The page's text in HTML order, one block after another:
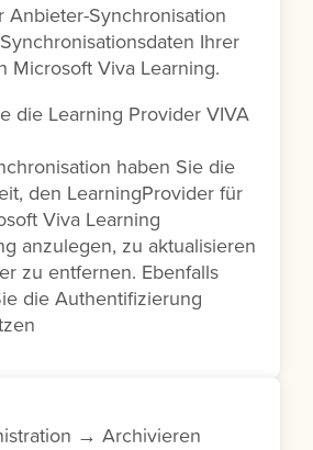
Anbieter-Synchronisation
Ihrer
Microsoft Viva Learning.
die Learning Provider VIVA
haben Sie die
den LearningProvider für
Viva Learning
anzulegen, zu aktualisieren
zu entfernen. Ebenfalls
die Authentifizierung
→ Archivieren